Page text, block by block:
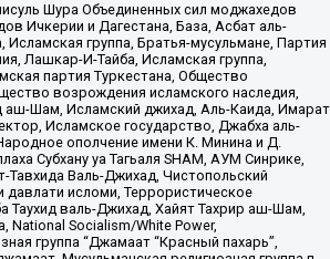
Шура Объединенных сил моджахедов
Ичкерии и Дагестана, База, Асбат аль-
группа, Братья-мусульмане, Партия
Лашкар-И-Тайба, Исламская группа,
партия Туркестана, Общество
возрождения исламского наследия,
Шам, Исламский джихад, Аль-Каида, Имарат
Исламское государство, Джабха аль-
ополчение имени К. Минина и Д.
Субхану уа Тагьаля SHAM, АУМ Синрике,
Валь-Джихад, Чистопольский
давлати исломи, Террористическое
Таухид валь-Джихад, Хайят Тахрир аш-Шам,
National Socialism/White Power,
группа “Джамаат “Красный пахарь”,